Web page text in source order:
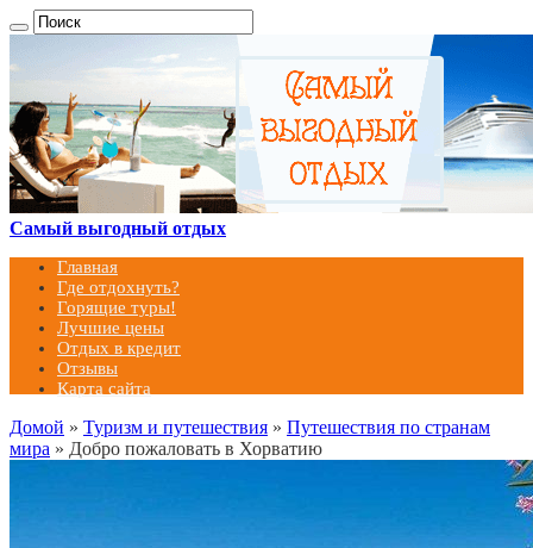
Самый выгодный отдых
Главная
Где отдохнуть?
Горящие туры!
Лучшие цены
Отдых в кредит
Отзывы
Карта сайта
Домой » Туризм и путешествия » Путешествия по странам
мира » Добро пожаловать в Хорватию